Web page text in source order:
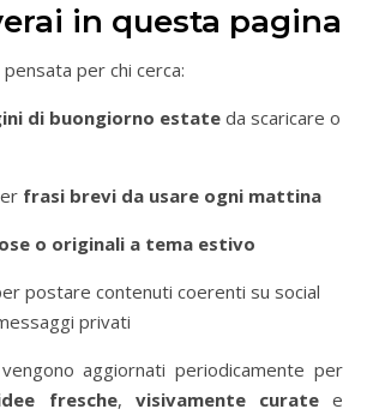
in questa pagina
per chi cerca:
di buongiorno estate da scaricare o
frasi brevi da usare ogni mattina
o originali a tema estivo
postare contenuti coerenti su social
privati
aggiornati periodicamente per
fresche, visivamente curatee